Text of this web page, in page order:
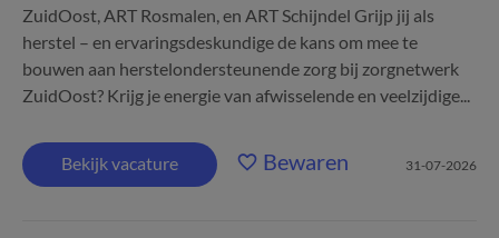
ZuidOost, ART Rosmalen, en ART Schijndel Grijp jij als
herstel – en ervaringsdeskundige de kans om mee te
bouwen aan herstelondersteunende zorg bij zorgnetwerk
ZuidOost? Krijg je energie van afwisselende en veelzijdige...
Bekijk vacature Bewaren 31-07-2026